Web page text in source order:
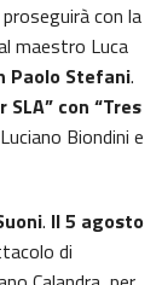
proseguirà con la
maestro Luca
Paolo Stefani.
SLA” con “Tres
Biondini e
. Il 5 agosto
di